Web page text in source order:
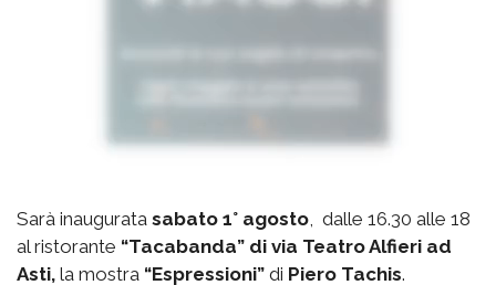
Sarà inaugurata sabato 1° agosto , dalle 16.30 alle 18
al ristorante “Tacabanda” di via Teatro Alfieri ad
Asti, la mostra “Espressioni” di Piero Tachis.